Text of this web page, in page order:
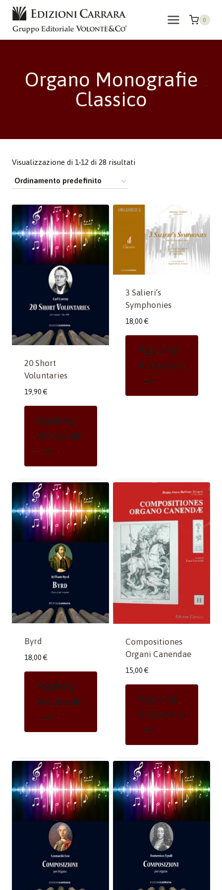
Salta
contenuto
0
Organo Monografie
Classico
Visualizzazione di 1-12 di 28 risultati
20 Short
Voluntaries
19,90 €
Aggiungi
Al Carrello
3 Salieri’s
Symphonies
18,00 €
Aggiungi
Al Carrello
Byrd
18,00 €
Aggiungi
Al Carrello
Compositiones
Organi Canendae
15,00 €
Aggiungi
Al Carrello